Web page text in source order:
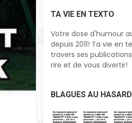
TA VIE EN TEXTO
Votre dose d'humour
depuis 2011! Ta vie en
travers ses
rire et de vous divertir!
BLAGUES AU HASARD